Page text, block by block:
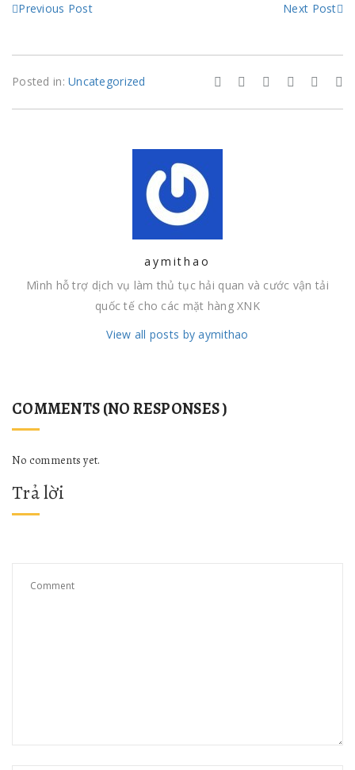
Previous Post Next Post
Posted in:Uncategorized
aymithao
Mình hỗ trợ dịch vụ làm thủ tục hải quan và cước vận tải
quốc tế cho các mặt hàng XNK
View all posts by aymithao
COMMENTS (NO RESPONSES )
No comments yet.
Trả lời